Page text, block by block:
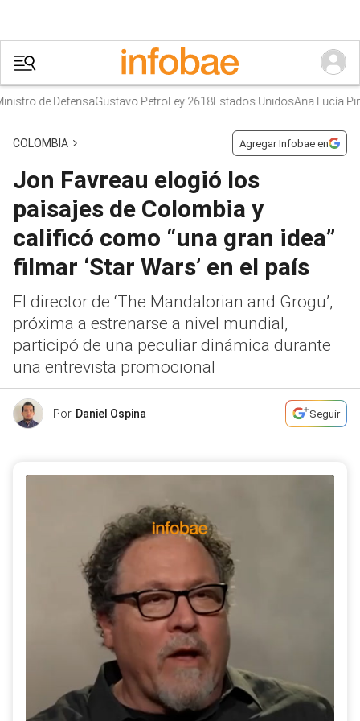
de DefensaGustavo PetroLey 2618Estados UnidosAna Lucía
COLOMBIA Agregar Infobae en
Jon Favreau elogió los
paisajes de Colombia y
calificó como “una gran idea”
filmar ‘Star Wars’ en el país
El director de ‘The Mandalorian and Grogu’,
próxima a estrenarse a nivel mundial,
participó de una peculiar dinámica durante
una entrevista promocional
Por Daniel Ospina Seguir
El director de la próxima película de Star Wars tuvo
que participar de un reto adivinando si algunos de los